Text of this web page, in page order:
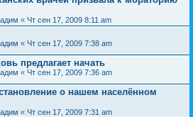
« Чт сен 17, 2009 8:11 am
« Чт сен 17, 2009 7:38 am
предлагает начать
« Чт сен 17, 2009 7:36 am
о нашем населённом
« Чт сен 17, 2009 7:31 am